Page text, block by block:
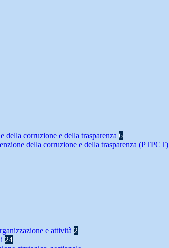
della corruzione e della trasparenza 6
della corruzione e della trasparenza (PTPCT)
e attività 2
24